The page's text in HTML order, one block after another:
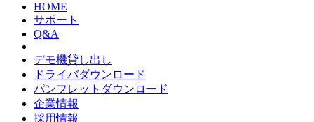
HOME
サポート
Q&A
デモ機貸し出し
ドライバダウンロード
パンフレットダウンロード
企業情報
採用情報